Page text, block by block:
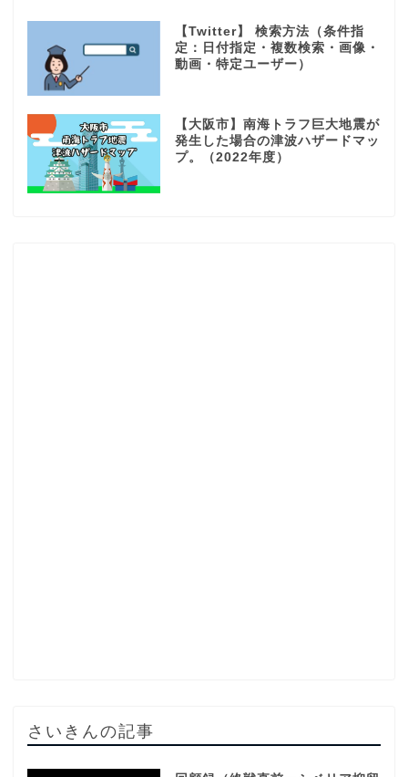
【Twitter】 検索方法（条件指
定：日付指定・複数検索・画像・
動画・特定ユーザー）
【大阪市】南海トラフ巨大地震が
発生した場合の津波ハザードマッ
プ。（2022年度）
さいきんの記事